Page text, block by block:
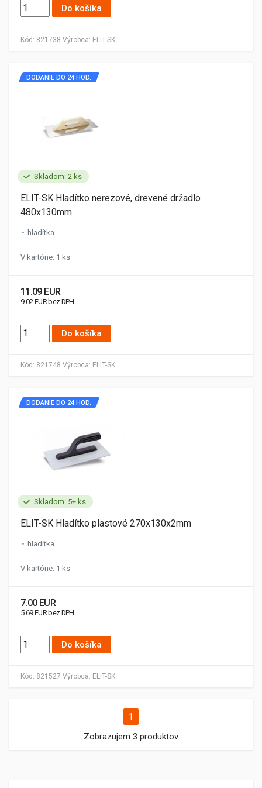
Kód: 821738 Výrobca: ELIT-SK
Do košíka
Skladom: 2 ks
Kód: 821748 Výrobca: ELIT-SK
DODANIE DO 24 HOD.
ELIT-SK Hladítko nerezové, drevené držadlo
480x130mm
hladítka
V kartóne: 1 ks
11.09 EUR
9.02 EUR bez DPH
Do košíka
Skladom: 5+ ks
Kód: 821527 Výrobca: ELIT-SK
DODANIE DO 24 HOD.
ELIT-SK Hladítko plastové 270x130x2mm
hladítka
V kartóne: 1 ks
7.00 EUR
5.69 EUR bez DPH
Do košíka
1
Zobrazujem 3 produktov